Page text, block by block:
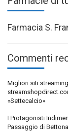
Farmacia S.
Commenti
Migliori siti
«Settecalcio»
I Protagonisti
Passaggio di